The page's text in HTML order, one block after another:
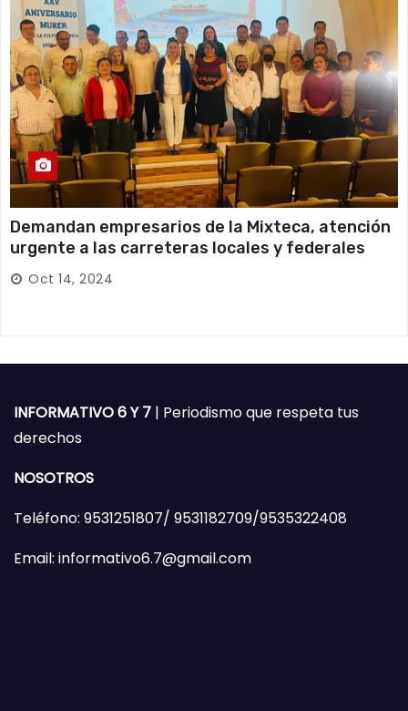
Demandan empresarios de la Mixteca, atención
urgente a las carreteras locales y federales
Oct 14, 2024
INFORMATIVO 6 Y 7 | Periodismo que respeta tus
derechos
NOSOTROS
Teléfono: 9531251807/ 9531182709/9535322408
Email: informativo6.7@gmail.com